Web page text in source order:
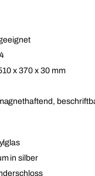
x 370 x 30 mm
in silber